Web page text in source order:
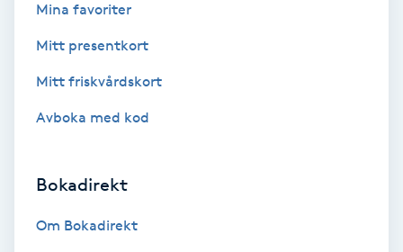
Kemisk peeling
Kinesiologi
Kinesisk medicin
Mina favoriter
Mitt presentkort
Mitt friskvårdskort
Avboka med kod
Bokadirekt
Om Bokadirekt